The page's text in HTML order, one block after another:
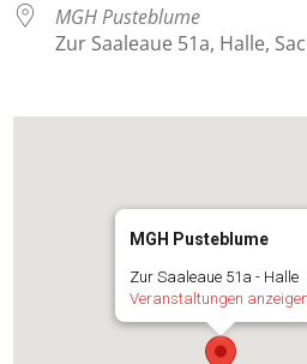
MGH Pusteblume
Zur Saaleaue 51a, Halle,
MGH Pusteblume
Zur Saaleaue 51a - Halle
Veranstaltungen anzeigen